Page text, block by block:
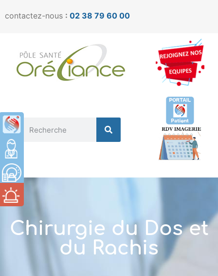
contactez-nous : 02 38 79 60 00
Chirurgie du Dos et
du Rachis